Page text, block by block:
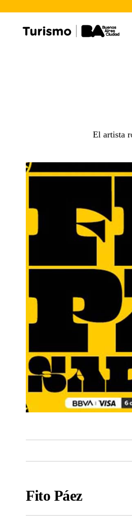
El artista
Fito Páez